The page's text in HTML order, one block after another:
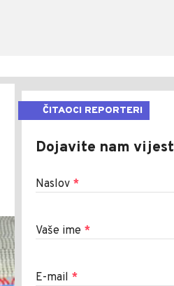
ČITAOCI REPORTERI
Dojavite nam vijest
Naslov *
Vaše ime *
E-mail *